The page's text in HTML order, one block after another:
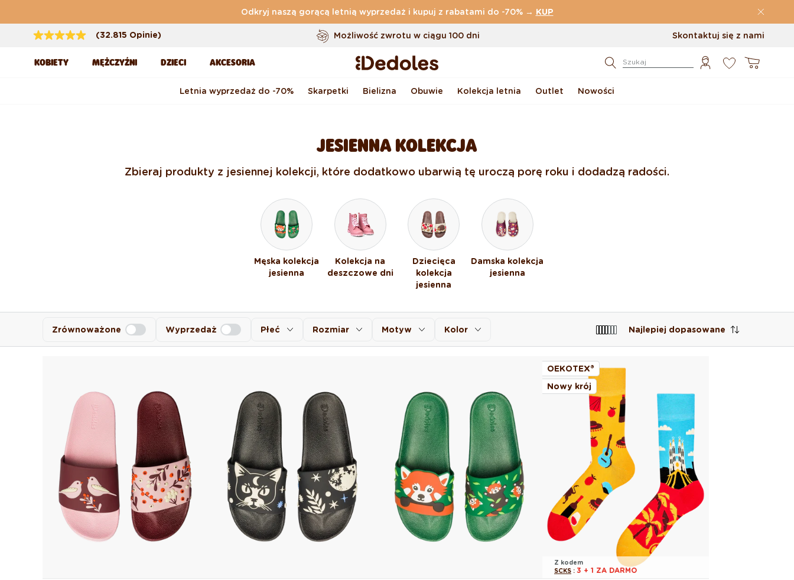
Odkryj naszą gorącą letnią wyprzedaż i kupuj z rabatami do -70% → KUP
(32.815 Opinie)
Darmowa dostawa zamówień o wartości powyżej169 zł
Możliwość zwrotu w ciągu 100 dni
Oryginalne wzornictwo stworzone przez nas
Skontaktuj się z nami
KOBIETY MĘŻCZYŹNI DZIECI AKCESORIA Szukaj Koszyk
Letnia wyprzedaż do -70% Skarpetki Bielizna Obuwie Kolekcja letnia Outlet Nowości
JESIENNA KOLEKCJA
Zbieraj produkty z jesiennej kolekcji, które dodatkowo ubarwią tę uroczą porę roku i dodadzą radości.
Męska kolekcja
jesienna
Kolekcja na
deszczowe dni
Dziecięca
kolekcja
jesienna
Damska kolekcja
jesienna
Płeć Rozmiar Motyw Kolor
Zrównoważone Wyprzedaż Najlepiej dopasowane
OEKOTEX®
Nowy krój
Z kodem
SCKS : 3 + 1 ZA DARMO